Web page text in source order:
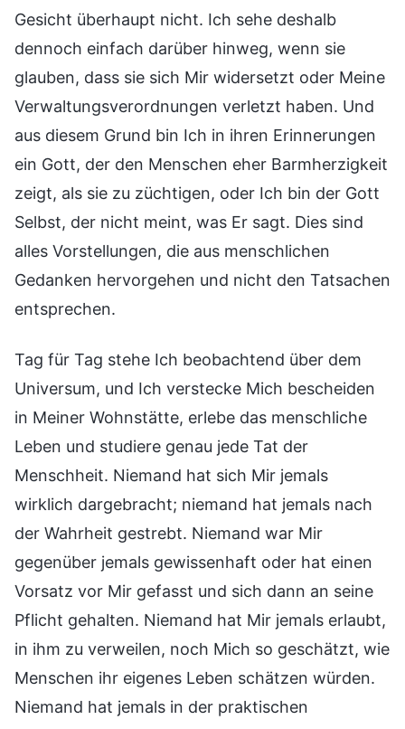
Gesicht überhaupt nicht. Ich sehe deshalb
dennoch einfach darüber hinweg, wenn sie
glauben, dass sie sich Mir widersetzt oder Meine
Verwaltungsverordnungen verletzt haben. Und
aus diesem Grund bin Ich in ihren Erinnerungen
ein Gott, der den Menschen eher Barmherzigkeit
zeigt, als sie zu züchtigen, oder Ich bin der Gott
Selbst, der nicht meint, was Er sagt. Dies sind
alles Vorstellungen, die aus menschlichen
Gedanken hervorgehen und nicht den Tatsachen
entsprechen.
Tag für Tag stehe Ich beobachtend über dem
Universum, und Ich verstecke Mich bescheiden
in Meiner Wohnstätte, erlebe das menschliche
Leben und studiere genau jede Tat der
Menschheit. Niemand hat sich Mir jemals
wirklich dargebracht; niemand hat jemals nach
der Wahrheit gestrebt. Niemand war Mir
gegenüber jemals gewissenhaft oder hat einen
Vorsatz vor Mir gefasst und sich dann an seine
Pflicht gehalten. Niemand hat Mir jemals erlaubt,
in ihm zu verweilen, noch Mich so geschätzt, wie
Menschen ihr eigenes Leben schätzen würden.
Niemand hat jemals in der praktischen